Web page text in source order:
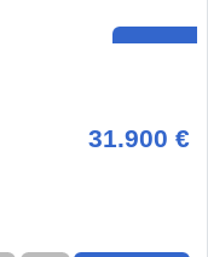
31.900 €